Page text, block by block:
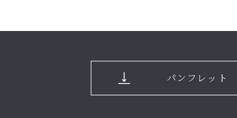
パンフレット